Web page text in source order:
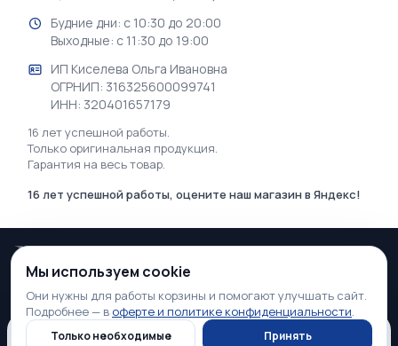
Нет в наличии
Нет в наличии
Будние дни: с 10:30 до 20:00
Выходные: с 11:30 до 19:00
ИП Киселева Ольга Ивановна
ОГРНИП: 316325600099741
ИНН: 320401657179
16 лет успешной работы.
Только оригинальная продукция.
Гарантия на весь товар.
16 лет успешной работы, оцените наш магазин в Яндекс!
2026 © GSM♕KING | Интернет-магазин электроники в Москве
Информация, касающаяся технических характеристик, свойств, наличия и
стоимости товара, а также условий оказания услуг, носит информационный
характер и ни при каких условиях не является публичной офертой,
Мы используем cookie
Они нужны для работы корзины и помогают улучшать сайт.
Подробнее — в оферте и политике конфиденциальности.
Только необходимые Принять